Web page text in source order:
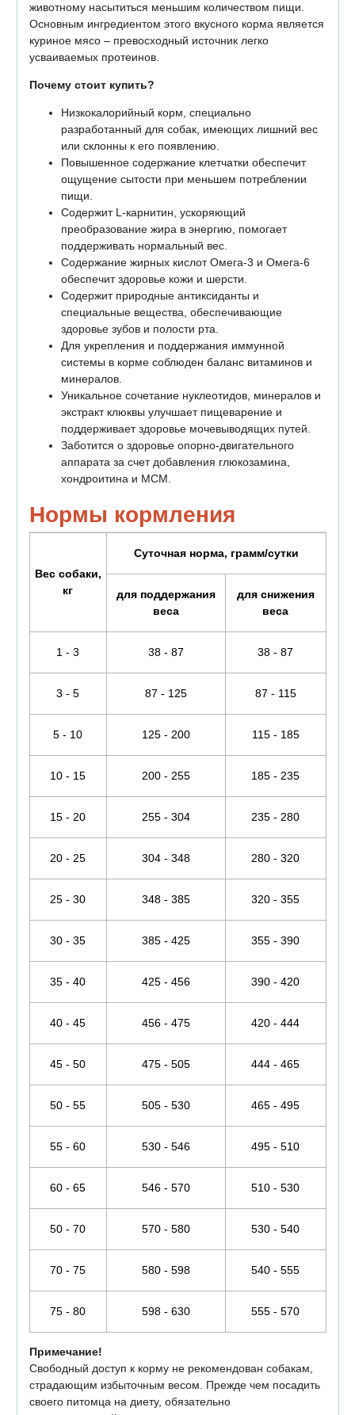
животному насытиться меньшим количеством пищи.
Основным ингредиентом этого вкусного корма является
куриное мясо – превосходный источник легко
усваиваемых протеинов.
Почему стоит купить?
Низкокалорийный корм, специально
разработанный для собак, имеющих лишний вес
или склонны к его появлению.
Повышенное содержание клетчатки обеспечит
ощущение сытости при меньшем потреблении
пищи.
Содержит L-карнитин, ускоряющий
преобразование жира в энергию, помогает
поддерживать нормальный вес.
Содержание жирных кислот Омега-3 и Омега-6
обеспечит здоровье кожи и шерсти.
Содержит природные антиксиданты и
специальные вещества, обеспечивающие
здоровье зубов и полости рта.
Для укрепления и поддержания иммунной
системы в корме соблюден баланс витаминов и
минералов.
Уникальное сочетание нуклеотидов, минералов и
экстракт клюквы улучшает пищеварение и
поддерживает здоровье мочевыводящих путей.
Заботится о здоровье опорно-двигательного
аппарата за счет добавления глюкозамина,
хондроитина и МСМ.
Нормы кормления
Вес собаки,
кг
Суточная норма, грамм/сутки
для поддержания
веса
для снижения
веса
1 - 3 38 - 87 38 - 87
3 - 5 87 - 125 87 - 115
5 - 10 125 - 200 115 - 185
10 - 15 200 - 255 185 - 235
15 - 20 255 - 304 235 - 280
20 - 25 304 - 348 280 - 320
25 - 30 348 - 385 320 - 355
30 - 35 385 - 425 355 - 390
35 - 40 425 - 456 390 - 420
40 - 45 456 - 475 420 - 444
45 - 50 475 - 505 444 - 465
50 - 55 505 - 530 465 - 495
55 - 60 530 - 546 495 - 510
60 - 65 546 - 570 510 - 530
50 - 70 570 - 580 530 - 540
70 - 75 580 - 598 540 - 555
75 - 80 598 - 630 555 - 570
Примечание!
Свободный доступ к корму не рекомендован собакам,
страдающим избыточным весом. Прежде чем посадить
своего питомца на диету, обязательно